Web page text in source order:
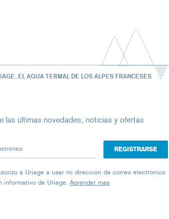
EL AGUA TERMAL DE LOS ALPES FRANCESES
las últimas novedades, noticias y ofertas
electrónico
​​a Uriage a usar mi dirección de correo electrónico
informativo de Uriage. Aprender mas